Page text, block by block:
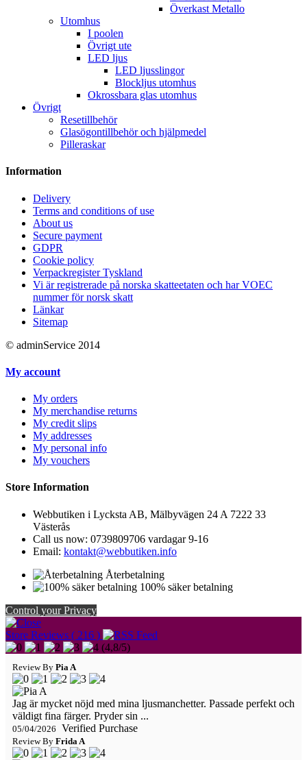
Överkast Metallo
Utomhus
I poolen
Övrigt ute
LED ljus
LED ljusslingor
Blockljus utomhus
Okrossbara glas utomhus
Övrigt
Resetillbehör
Glasögontillbehör och hjälpmedel
Pilleraskar
Information
Delivery
Terms and conditions of use
About us
Secure payment
GDPR
Cookie policy
Verpackregister Tyskland
Vi är registrerade på norska skatteetaten och har VOEC
nummer för norsk skatt
Länkar
Sitemap
© adminService 2014
My account
My orders
My merchandise returns
My credit slips
My addresses
My personal info
My vouchers
Store Information
Webbutiken i Lycksta AB, Mälbyvägen 24 A 7222 33
Västerås
Call us now: 0739809706 vardagar 9-16
Email: kontakt@webbutiken.info
Återbetalning
100% säker betalning
Control your Privacy
Store Reviews ( 216 )
(4,8/5)
Review By Pia A
Jag är mycket nöjd med mina ljusmanchetter. Passade perfekt och
väldigt fina färger. Pryder sin ...
05/04/2026 Verified Purchase
Review By Frida A